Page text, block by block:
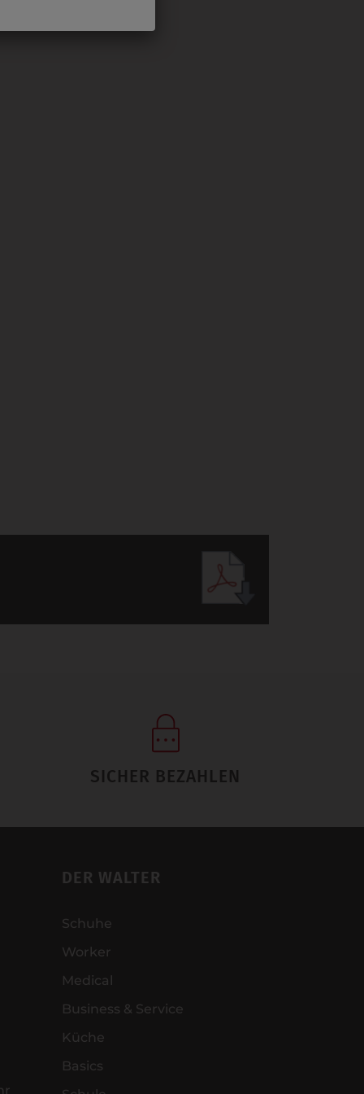
SICHER BEZAHLEN
DER WALTER
Schuhe
Worker
Medical
Business & Service
Küche
Basics